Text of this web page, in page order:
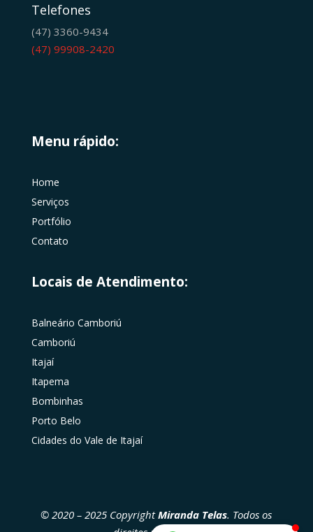
Telefones
(47) 3360-9434
(47) 99908-2420
Menu rápido:
Home
Serviços
Portfólio
Contato
Locais de Atendimento:
Balneário Camboriú
Camboriú
Itajaí
Itapema
Bombinhas
Porto Belo
Cidades do Vale de Itajaí
© 2020 – 2025 CopyrightMiranda Telas. Todos os